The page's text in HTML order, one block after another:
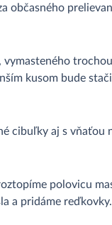
občasného
vymasteného
kusom bude
cibuľky aj s vňaťou
polovicu
a pridáme reďkovky.